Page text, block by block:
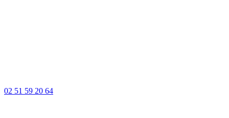
02 51 59 20 64